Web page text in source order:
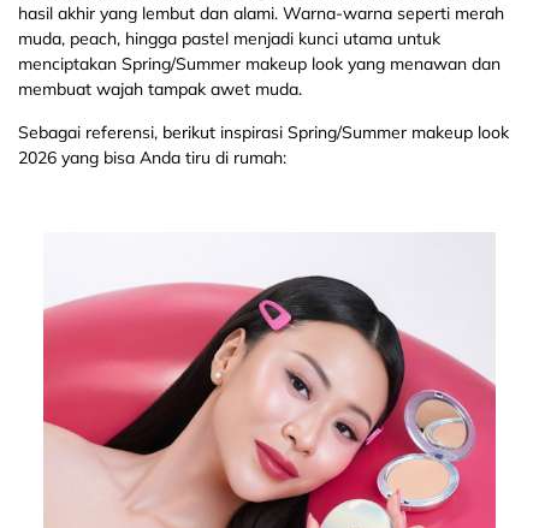
hasil akhir yang lembut dan alami. Warna-warna seperti merah
muda, peach, hingga pastel menjadi kunci utama untuk
menciptakan Spring/Summer makeup look yang menawan dan
membuat wajah tampak awet muda.
Sebagai referensi, berikut inspirasi Spring/Summer makeup look
2026 yang bisa Anda tiru di rumah: